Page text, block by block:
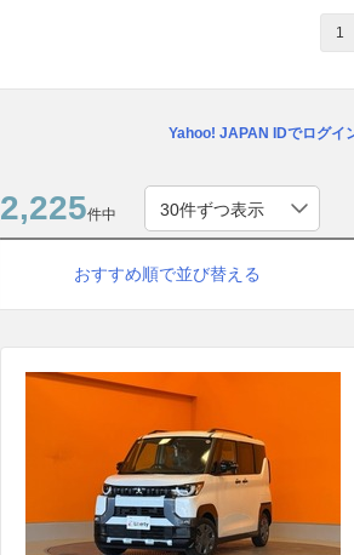
1
Yahoo! JAPAN IDでログイ
2,225件中
おすすめ順で並び替える